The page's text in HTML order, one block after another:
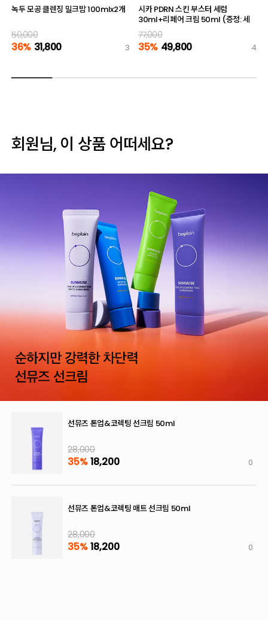
녹두 모공 클렌징 밀크밤 100mlx2개
50,000
36% 31,800 3
시카 PDRN 스킨 부스터 세럼
30ml+리페어 크림 50ml (증정: 세
럼 10ml)
77,000
35% 49,800 4
회원님, 이 상품 어떠세요?
선뮤즈 톤업&코렉팅 선크림 50ml
28,000
35% 18,200 0
선뮤즈 톤업&코렉팅 매트 선크림 50ml
28,000
35% 18,200 0